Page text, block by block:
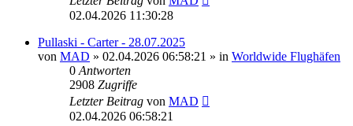
02.04.2026 11:30:28
Pullaski - Carter - 28.07.2025
von MAD » 02.04.2026 06:58:21 » in Worldwide Flughäfen
0 Antworten
2908 Zugriffe
Letzter Beitrag von MAD
02.04.2026 06:58:21